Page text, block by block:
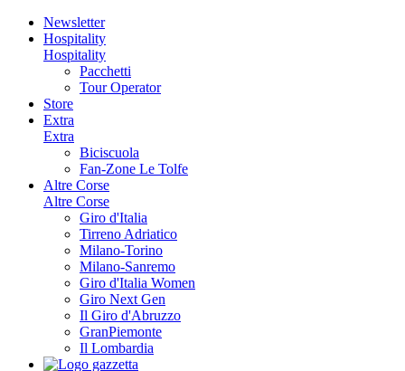
Newsletter
Hospitality
Hospitality
Pacchetti
Tour Operator
Store
Extra
Extra
Biciscuola
Fan-Zone Le Tolfe
Altre Corse
Altre Corse
Giro d'Italia
Tirreno Adriatico
Milano-Torino
Milano-Sanremo
Giro d'Italia Women
Giro Next Gen
Il Giro d'Abruzzo
GranPiemonte
Il Lombardia